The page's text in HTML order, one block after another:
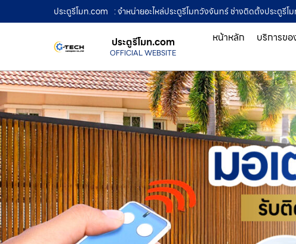
ประตูรีโมท.com : จำหน่ายอะไหล่ประตูรีโมทวังจันทร์ ช่างติดตั้งประตู
ประตูรีโมท.com
OFFICIAL WEBSITE
หน้าหลัก บริการขอ